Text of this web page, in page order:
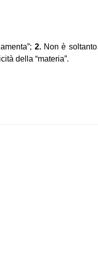
2.Non è soltanto
della “materia”.